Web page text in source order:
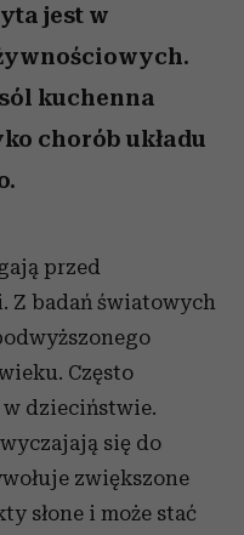
jest w
kuchenna
chorób układu
przed
Z badań światowych
Często
dzieciństwie.
się do
zwiększone
słone i może stać